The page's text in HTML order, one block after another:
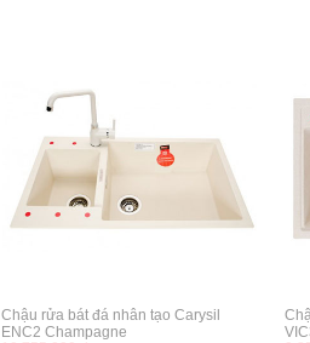
Chậu rửa bát đá nhân tạo Carysil
ENC2 Champagne